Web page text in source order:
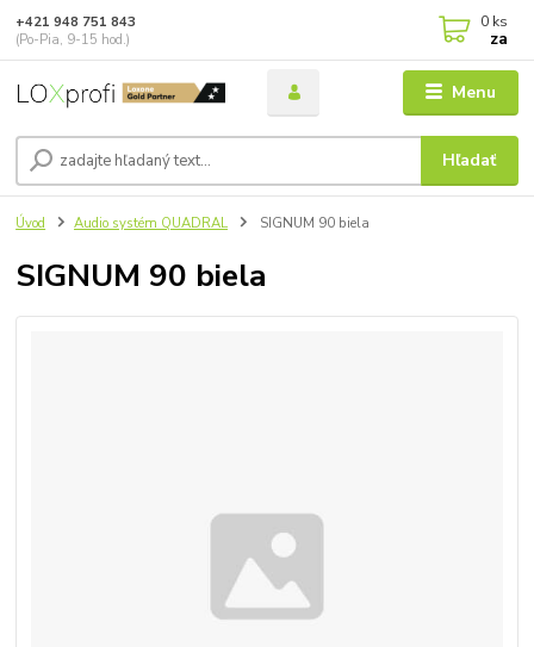
Menu
Hľadať
+421 948 751 843
(Po-Pia, 9-15 hod.)
0 ks
za
Úvod Audio systém QUADRAL SIGNUM 90 biela
SIGNUM 90 biela